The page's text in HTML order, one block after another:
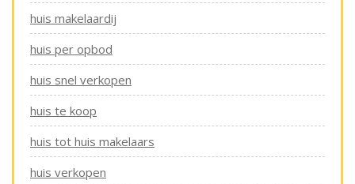
huis makelaardij
huis per opbod
huis snel verkopen
huis te koop
huis tot huis makelaars
huis verkopen